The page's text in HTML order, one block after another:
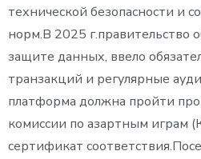
технической безопасности и
норм.В 2025 г.правительство
защите данных, ввело
транзакций и регулярные
платформа должна пройти
комиссии по азартным играм
сертификат